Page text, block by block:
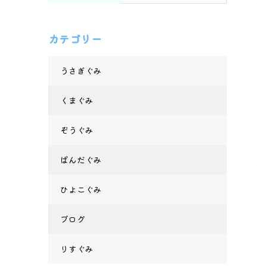
カテゴリー
うさぎぐみ
くまぐみ
ぞうぐみ
ぱんだぐみ
ひよこぐみ
ブログ
りすぐみ